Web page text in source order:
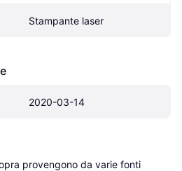
Stampante laser
2020-03-14
provengono da varie fonti